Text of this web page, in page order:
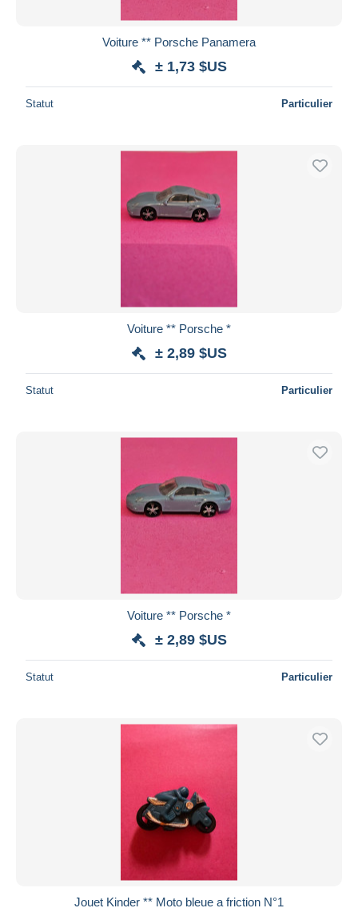
Voiture ** Porsche Panamera
± 1,73 $US
Statut Particulier
Voiture ** Porsche *
± 2,89 $US
Statut Particulier
Voiture ** Porsche *
± 2,89 $US
Statut Particulier
Jouet Kinder ** Moto bleue a friction N°1